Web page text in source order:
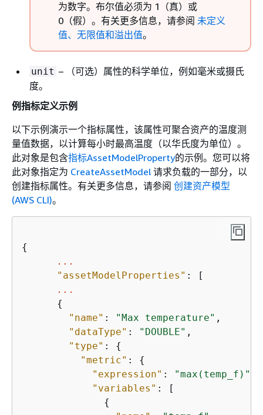
为数字。布尔值必须为 1（真）或
0（假）。有关更多信息，请参阅 未定义
值、无限值和溢出值。
unit – （可选）属性的科学单位，例如毫米或摄氏
度。
例指标定义示例
以下示例演示一个指标属性，该属性可聚合资产的温度测
量值数据，以计算每小时最高温度（以华氏度为单位）。
此对象是包含指标AssetModelProperty的示例。您可以将
此对象指定为 CreateAssetModel 请求负载的一部分，以
创建指标属性。有关更多信息，请参阅 创建资产模型
(AWS CLI)。
{
...
"assetModelProperties" : [
...
{
"name" : "Max temperature" ,
"dataType" : "DOUBLE" ,
"type" : {
"metric" : {
"expression" : "max(temp_f)"
"variables" : [
{